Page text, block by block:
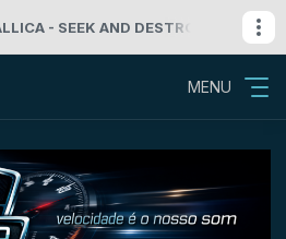
- SEEK AND DESTROYRock'n Roll
MENU